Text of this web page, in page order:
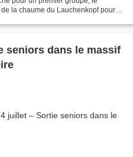
la chaume du Lauchenkopf pour 2
seniors dans le massif